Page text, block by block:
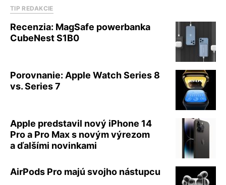
TIP REDAKCIE
Recenzia: MagSafe powerbanka
CubeNest S1B0
Porovnanie: Apple Watch Series 8
vs. Series 7
Apple predstavil nový iPhone 14
Pro a Pro Max s novým výrezom
a ďalšími novinkami
AirPods Pro majú svojho nástupcu